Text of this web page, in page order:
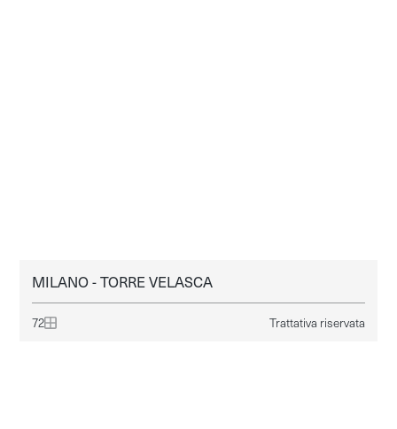
MILANO AFFITTO
MILANO - TORRE VELASCA
72 Trattativa riservata